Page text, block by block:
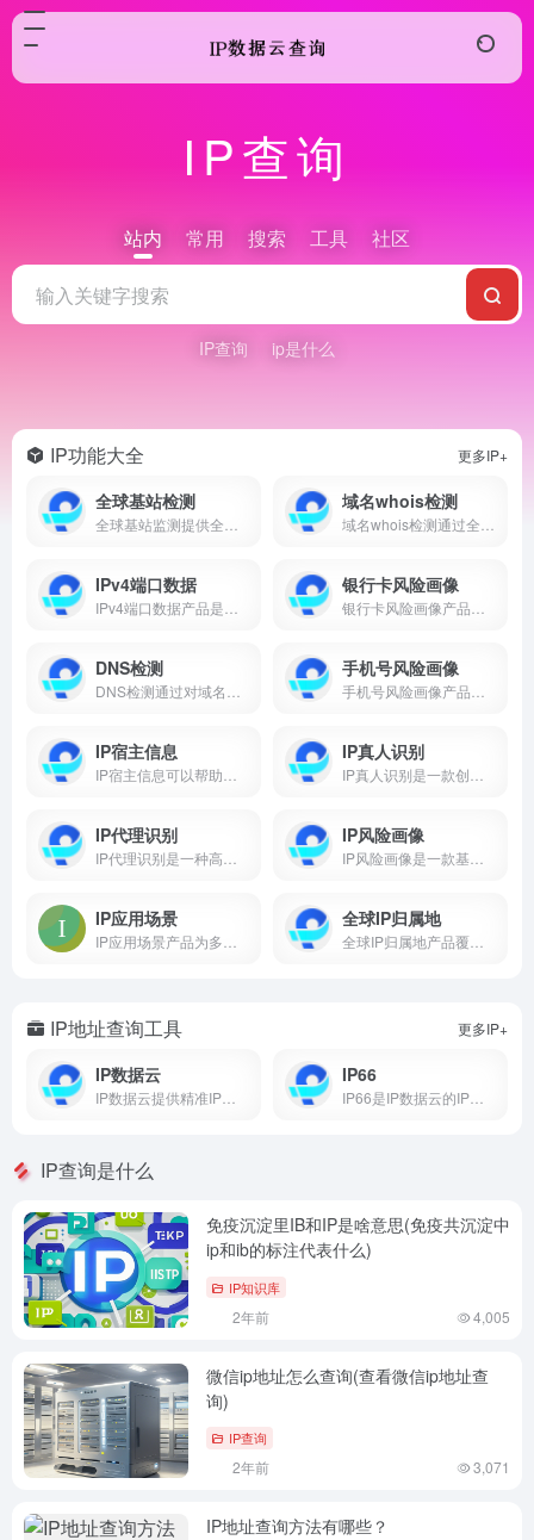
IP查询
站内 常用 搜索 工具 社区
IP查询 ip是什么
IP功能大全 更多IP+
全球基站检测 域名whois检测
IPv4端口数据 银行卡风险画像
DNS检测 手机号风险画像
IP宿主信息 IP真人识别
IP代理识别 IP风险画像
IP应用场景 全球IP归属地
IP地址查询工具 更多IP+
IP数据云 IP66
IP查询是什么
免疫沉淀里IB和IP是啥意思(免疫共沉淀中
ip和ib的标注代表什么)
IP知识库
2年前 4,005
微信ip地址怎么查询(查看微信ip地址查
询)
IP查询
2年前 3,071
IP地址查询方法有哪些？